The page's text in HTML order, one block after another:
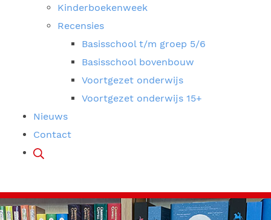
Kinderboekenweek
Recensies
Basisschool t/m groep 5/6
Basisschool bovenbouw
Voortgezet onderwijs
Voortgezet onderwijs 15+
Nieuws
Contact